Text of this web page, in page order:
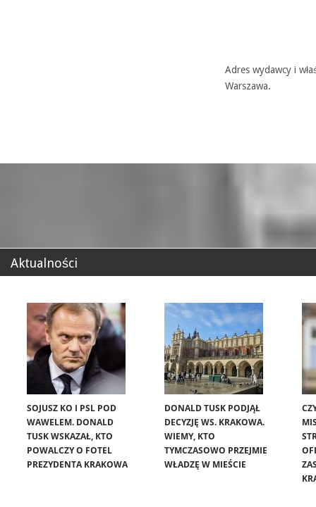
Adres wydawcy i
Warszawa.
Aktualności
SOJUSZ KO I PSL POD
WAWELEM. DONALD
TUSK WSKAZAŁ, KTO
POWALCZY O FOTEL
PREZYDENTA KRAKOWA
DONALD TUSK PODJĄŁ
DECYZJĘ WS. KRAKOWA.
WIEMY, KTO
TYMCZASOWO PRZEJMIE
WŁADZĘ W MIEŚCIE